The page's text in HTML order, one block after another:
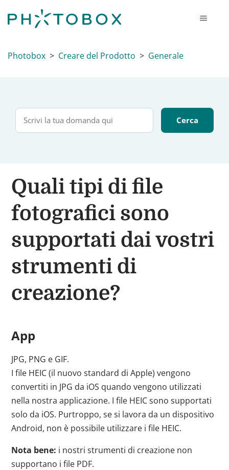
Photobox Creare del Prodotto Generale
Quali tipi di file
fotografici sono
supportati dai vostri
strumenti di
creazione?
App
JPG, PNG e GIF.
I file HEIC (il nuovo standard di Apple) vengono
convertiti in JPG da iOS quando vengono utilizzati
nella nostra applicazione. I file HEIC sono supportati
solo da iOS. Purtroppo, se si lavora da un dispositivo
Android, non è possibile utilizzare i file HEIC.
Nota bene: i nostri strumenti di creazione non
supportano i file PDF.